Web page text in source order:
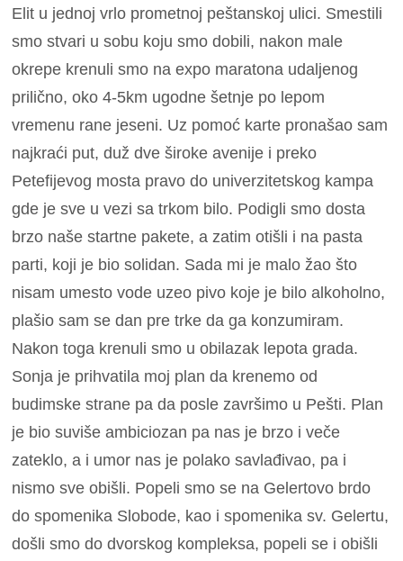
Elit u jednoj vrlo prometnoj peštanskoj ulici. Smestili
smo stvari u sobu koju smo dobili, nakon male
okrepe krenuli smo na expo maratona udaljenog
prilično, oko 4-5km ugodne šetnje po lepom
vremenu rane jeseni. Uz pomoć karte pronašao sam
najkraći put, duž dve široke avenije i preko
Petefijevog mosta pravo do univerzitetskog kampa
gde je sve u vezi sa trkom bilo. Podigli smo dosta
brzo naše startne pakete, a zatim otišli i na pasta
parti, koji je bio solidan. Sada mi je malo žao što
nisam umesto vode uzeo pivo koje je bilo alkoholno,
plašio sam se dan pre trke da ga konzumiram.
Nakon toga krenuli smo u obilazak lepota grada.
Sonja je prihvatila moj plan da krenemo od
budimske strane pa da posle završimo u Pešti. Plan
je bio suviše ambiciozan pa nas je brzo i veče
zateklo, a i umor nas je polako savlađivao, pa i
nismo sve obišli. Popeli smo se na Gelertovo brdo
do spomenika Slobode, kao i spomenika sv. Gelertu,
došli smo do dvorskog kompleksa, popeli se i obišli